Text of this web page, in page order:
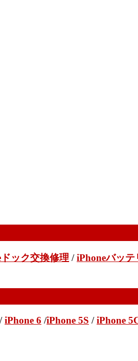
ック交換修理 /iPhoneバッテ
/iPhone 6 /iPhone 5S /iPhone